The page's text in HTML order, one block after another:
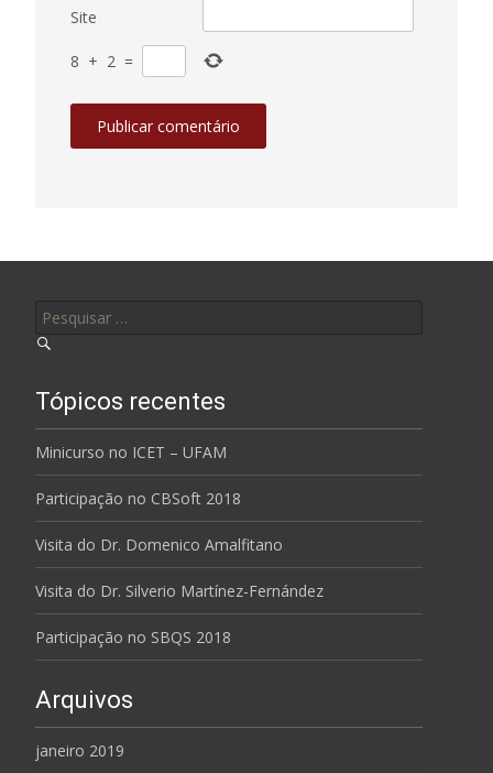
Site
8 + 2 =
Tópicos recentes
Minicurso no ICET – UFAM
Participação no CBSoft 2018
Visita do Dr. Domenico Amalfitano
Visita do Dr. Silverio Martínez-Fernández
Participação no SBQS 2018
Arquivos
janeiro 2019